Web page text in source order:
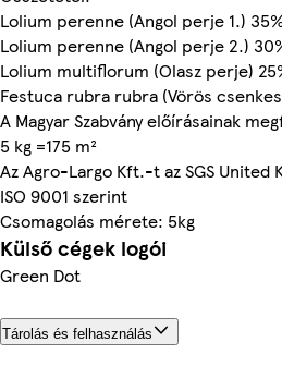
Lolium perenne (Angol perje 1.)
Lolium perenne (Angol perje 2.)
Lolium multiflorum (Olasz perje)
Festuca rubra rubra (Vörös
A Magyar Szabvány előírásainak
5 kg =175 m²
Az Agro-Largo Kft.-t az SGS
ISO 9001 szerint
Csomagolás mérete: 5kg
Külső cégek logói
Green Dot
Tárolás és felhasználás